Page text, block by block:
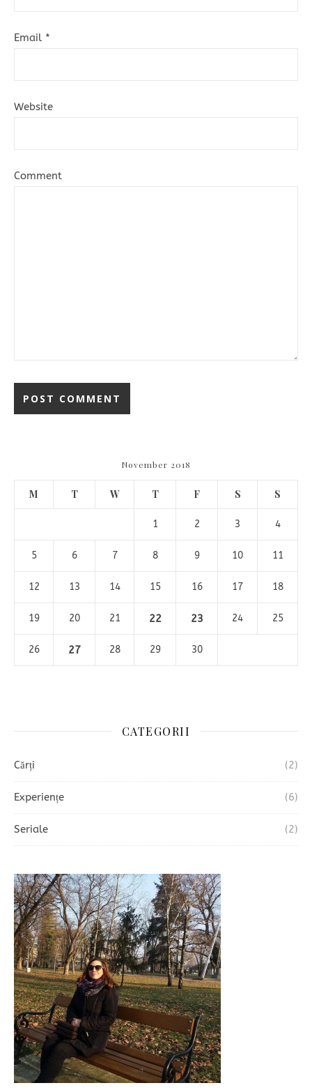
Email *
Website
Comment
November 2018
M T W T F S S
1 2 3 4
5 6 7 8 9 10 11
12 13 14 15 16 17 18
19 20 21 22 23 24 25
26 27 28 29 30
CATEGORII
Cărți (2)
Experiențe (6)
Seriale (2)